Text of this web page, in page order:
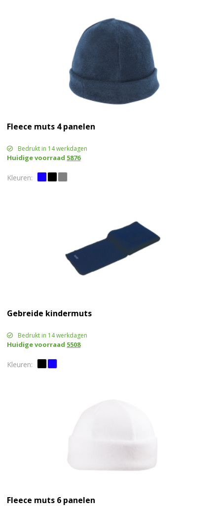
Fleece muts 4 panelen
Bedrukt in 14 werkdagen
Huidige voorraad 5876
Gebreide kindermuts
Bedrukt in 14 werkdagen
Huidige voorraad 5508
Fleece muts 6 panelen